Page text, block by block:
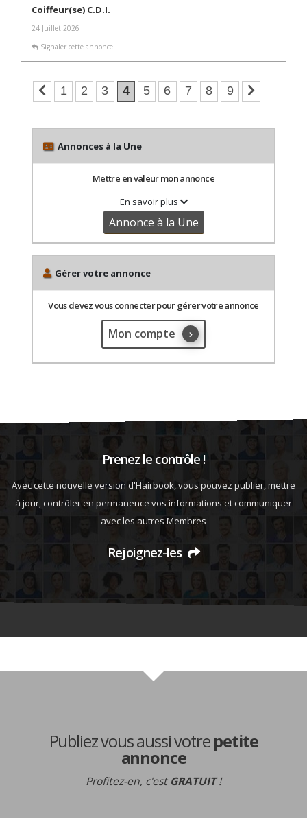
Coiffeur(se) C.D.I.
24 Juillet 2026
Signaler cette annonce
1 2 3 4 5 6 7 8 9
Annonces à la Une
Mettre en valeur mon annonce
En savoir plus
Annonce à la Une
Gérer votre annonce
Vous devez vous connecter pour gérer votre annonce
Mon compte
Prenez le contrôle !
Avec cette nouvelle version d'Hairbook, vous pouvez publier, mettre
à jour, contrôler en permanence vos informations et communiquer
avec les autres Membres
Rejoignez-les
Publiez vous aussi votrepetite
annonce
Profitez-en, c'est GRATUIT!